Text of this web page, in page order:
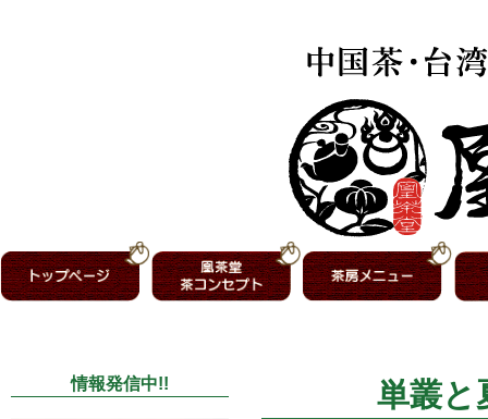
情報発信中!! 単叢と